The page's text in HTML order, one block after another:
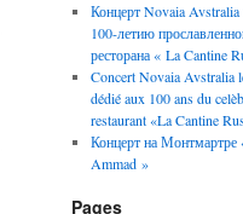
Концерт Novaia
100-летию
ресторана « La Cantine
Concert Novaia Avstralia
dédié aux 100 ans du
restaurant «La Cantine
Концерт на Монтмартре
Ammad »
Pages